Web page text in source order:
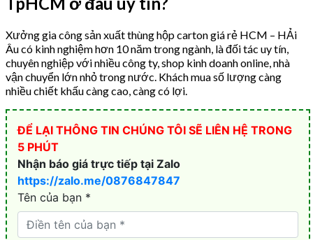
Xưởng gia công sản xuất thùng hộp carton giá rẻ HCM – HẢi
Âu có kinh nghiệm hơn 10 năm trong ngành, là đối tác uy tín,
chuyên nghiệp với nhiều công ty, shop kinh doanh online, nhà
vận chuyển lớn nhỏ trong nước. Khách mua số lượng càng
nhiều chiết khấu càng cao, càng có lợi.